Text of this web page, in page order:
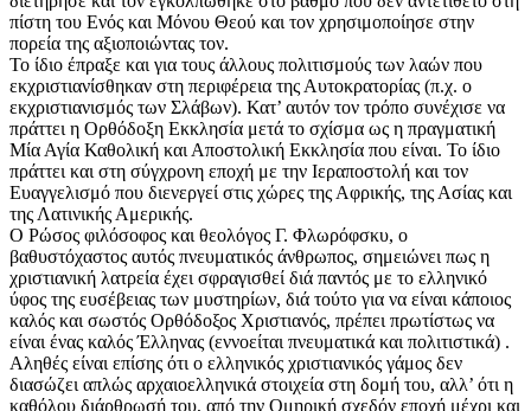
πίστη του Ενός και Μόνου Θεού και τον χρησιμοποίησε στην
πορεία της αξιοποιώντας τον.
Το ίδιο έπραξε και για τους άλλους πολιτισμούς των λαών που
εκχριστιανίσθηκαν στη περιφέρεια της Αυτοκρατορίας (π.χ. ο
εκχριστιανισμός των Σλάβων). Κατ’ αυτόν τον τρόπο συνέχισε να
πράττει η Ορθόδοξη Εκκλησία μετά το σχίσμα ως η πραγματική
Μία Αγία Καθολική και Αποστολική Εκκλησία που είναι. Το ίδιο
πράττει και στη σύγχρονη εποχή με την Ιεραποστολή και τον
Ευαγγελισμό που διενεργεί στις χώρες της Αφρικής, της Ασίας και
της Λατινικής Αμερικής.
Ο Ρώσος φιλόσοφος και θεολόγος Γ. Φλωρόφσκυ, ο
βαθυστόχαστος αυτός πνευματικός άνθρωπος, σημειώνει πως η
χριστιανική λατρεία έχει σφραγισθεί διά παντός με το ελληνικό
ύφος της ευσέβειας των μυστηρίων, διά τούτο για να είναι κάποιος
καλός και σωστός Ορθόδοξος Χριστιανός, πρέπει πρωτίστως να
είναι ένας καλός Έλληνας (εννοείται πνευματικά και πολιτιστικά) .
Αληθές είναι επίσης ότι ο ελληνικός χριστιανικός γάμος δεν
διασώζει απλώς αρχαιοελληνικά στοιχεία στη δομή του, αλλ’ ότι η
καθόλου διάρθρωσή του, από την Ομηρική σχεδόν εποχή μέχρι και